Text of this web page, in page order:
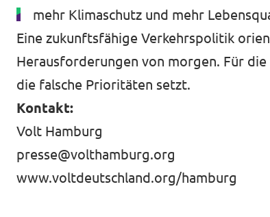
mehr Klimaschutz und mehr
Eine zukunftsfähige Verkehrspolitik
Herausforderungen von morgen. Für
die falsche Prioritäten setzt.
Kontakt:
Volt Hamburg
presse@volthamburg.org
www.voltdeutschland.org/hamburg